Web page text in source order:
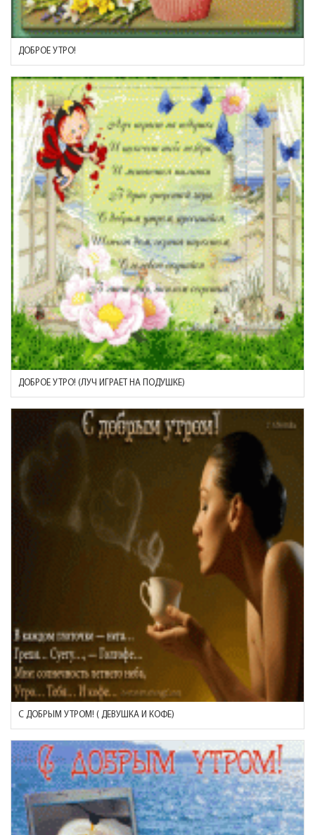
ДОБРОЕ УТРО!
ДОБРОЕ УТРО! (ЛУЧ ИГРАЕТ НА ПОДУШКЕ)
С ДОБРЫМ УТРОМ! ( ДЕВУШКА И КОФЕ)